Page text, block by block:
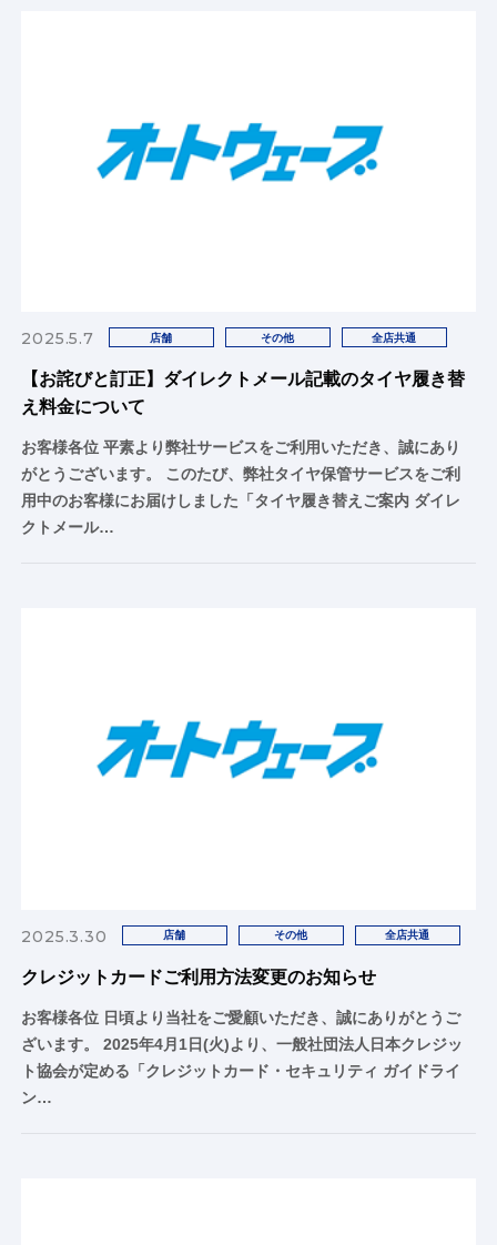
2025.5.7 店舗 その他 全店共通
【お詫びと訂正】ダイレクトメール記載のタイヤ履き替
え料金について
お客様各位 平素より弊社サービスをご利用いただき、誠にあり
がとうございます。 このたび、弊社タイヤ保管サービスをご利
用中のお客様にお届けしました「タイヤ履き替えご案内 ダイレ
クトメール…
2025.3.30 店舗 その他 全店共通
クレジットカードご利用方法変更のお知らせ
お客様各位 日頃より当社をご愛顧いただき、誠にありがとうご
ざいます。 2025年4月1日(火)より、一般社団法人日本クレジッ
ト協会が定める「クレジットカード・セキュリティ ガイドライ
ン…